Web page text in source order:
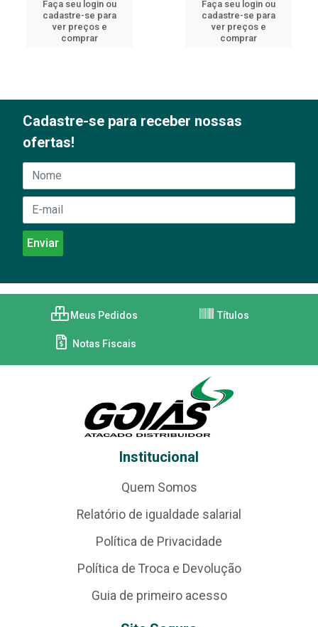
Faça seu login ou
cadastre-se para
ver preços e
comprar
Faça seu login ou
cadastre-se para
ver preços e
comprar
Cadastre-se para receber nossas
ofertas!
Meus Pedidos Títulos
Notas Fiscais
Institucional
Quem Somos
Relatório de igualdade salarial
Política de Privacidade
Política de Troca e Devolução
Guia de primeiro acesso